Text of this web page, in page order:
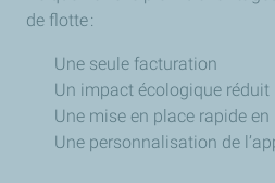
de flotte :
Une seule facturation
Un impact écologique réduit
Une mise en place rapide
Une personnalisation de